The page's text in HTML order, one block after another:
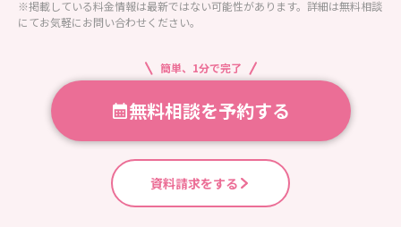
※掲載している料金情報は最新ではない可能性があります。詳細は無料相談
にてお気軽にお問い合わせください。
簡単、1分で完了
無料相談を予約する
資料請求をする